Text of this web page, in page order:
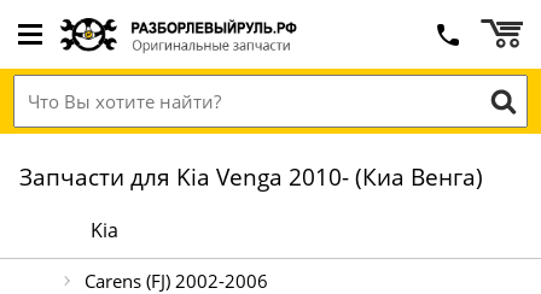
Запчасти для Kia Venga 2010- (Киа Венга)
Kia
Carens (FJ) 2002-2006